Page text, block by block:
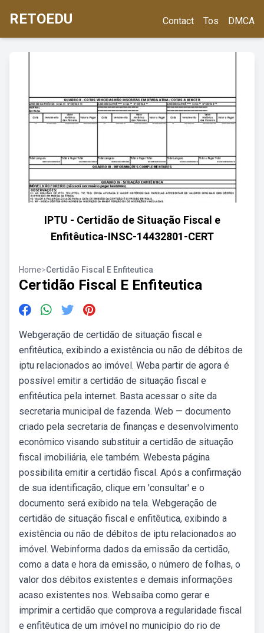
RETOEDU Contact Tos DMCA
IPTU - Certidão de Situação Fiscal e
Enfitêutica-INSC-14432801-CERT
Home>Certidão Fiscal E Enfiteutica
Certidão Fiscal E Enfiteutica
Webgeração de certidão de situação fiscal e
enfitêutica, exibindo a existência ou não de débitos de
iptu relacionados ao imóvel. Weba partir de agora é
possível emitir a certidão de situação fiscal e
enfitêutica pela internet. Basta acessar o site da
secretaria municipal de fazenda. Web — documento
criado pela secretaria de finanças e desenvolvimento
econômico visando substituir a certidão de situação
fiscal imobiliária, ele também. Webesta página
possibilita emitir a certidão fiscal. Após a confirmação
de sua identificação, clique em 'consultar' e o
documento será exibido na tela. Webgeração de
certidão de situação fiscal e enfitêutica, exibindo a
existência ou não de débitos de iptu relacionados ao
imóvel. Webinforma dados da emissão da certidão,
como a data e hora da emissão, o número de folhas, o
valor dos débitos existentes e demais informações
acaso existentes nos. Websaiba como gerar e
imprimir a certidão que comprova a regularidade fiscal
e enfitêutica de um imóvel no município do rio de